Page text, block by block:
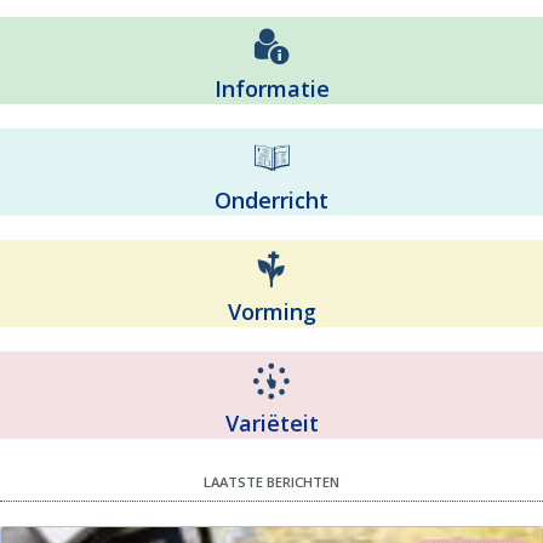
Informatie
Onderricht
Vorming
Variëteit
LAATSTE BERICHTEN